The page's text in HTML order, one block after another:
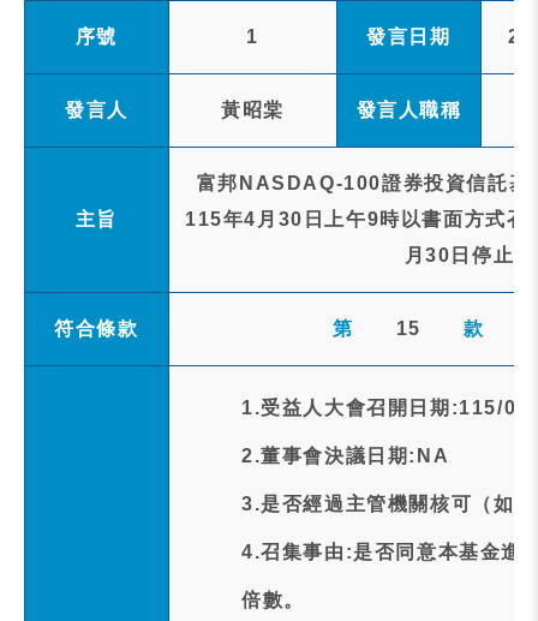
序號 1 發言日期
發言人 黃昭棠 發言人職稱
主旨
富邦NASDAQ-100證券投資信託
115年4月30日上午9時以書面方式
月30日停止
符合條款 第 15 款
1.受益人大會召開日期:115/
2.董事會決議日期:NA
3.是否經過主管機關核可（如
4.召集事由:是否同意本基金進
倍數。